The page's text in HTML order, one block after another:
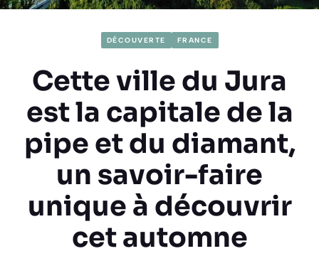
DÉCOUVERTE FRANCE
Cette ville du Jura
est la capitale de la
pipe et du diamant,
un savoir-faire
unique à découvrir
cet automne